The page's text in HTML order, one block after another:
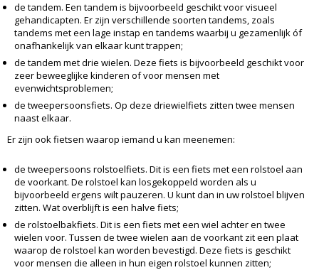
de tandem. Een tandem is bijvoorbeeld geschikt voor visueel
gehandicapten. Er zijn verschillende soorten tandems, zoals
tandems met een lage instap en tandems waarbij u gezamenlijk óf
onafhankelijk van elkaar kunt trappen;
de tandem met drie wielen. Deze fiets is bijvoorbeeld geschikt voor
zeer beweeglijke kinderen of voor mensen met
evenwichtsproblemen;
de tweepersoonsfiets. Op deze driewielfiets zitten twee mensen
naast elkaar.
Er zijn ook fietsen waarop iemand u kan meenemen:
de tweepersoons rolstoelfiets. Dit is een fiets met een rolstoel aan
de voorkant. De rolstoel kan losgekoppeld worden als u
bijvoorbeeld ergens wilt pauzeren. U kunt dan in uw rolstoel blijven
zitten. Wat overblijft is een halve fiets;
de rolstoelbakfiets. Dit is een fiets met een wiel achter en twee
wielen voor. Tussen de twee wielen aan de voorkant zit een plaat
waarop de rolstoel kan worden bevestigd. Deze fiets is geschikt
voor mensen die alleen in hun eigen rolstoel kunnen zitten;